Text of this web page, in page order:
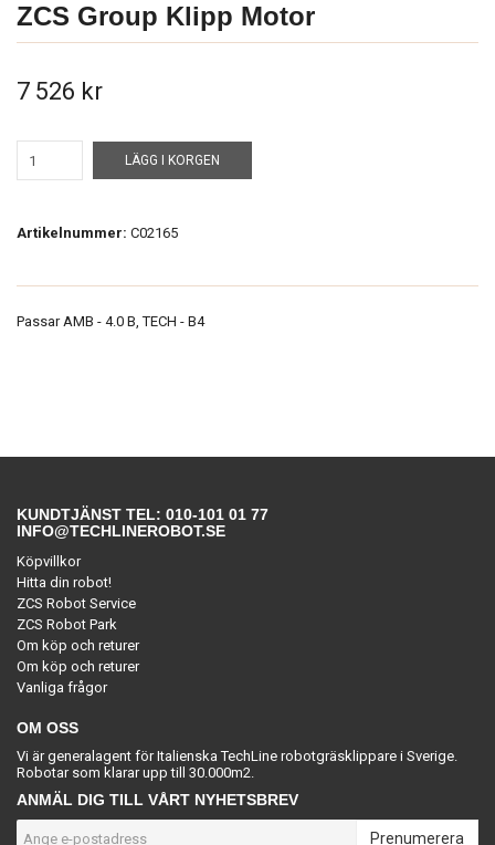
ZCS Group Klipp Motor
7 526 kr
LÄGG I KORGEN
Artikelnummer: C02165
Passar AMB - 4.0 B, TECH - B4
KUNDTJÄNST TEL: 010-101 01 77
INFO@TECHLINEROBOT.SE
Köpvillkor
Hitta din robot!
ZCS Robot Service
ZCS Robot Park
Om köp och returer
Om köp och returer
Vanliga frågor
OM OSS
Vi är generalagent för Italienska TechLine robotgräsklippare i Sverige.
Robotar som klarar upp till 30.000m2.
ANMÄL DIG TILL VÅRT NYHETSBREV
Prenumerera